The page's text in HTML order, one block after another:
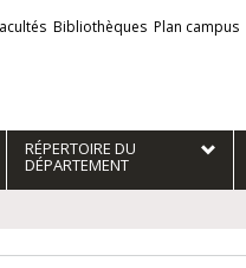
Bibliothèques Plan campus
RÉPERTOIRE DU
DÉPARTEMENT